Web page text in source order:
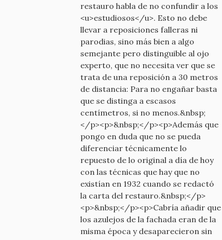
restauro habla de no confundir a los
<u>estudiosos</u>. Esto no debe
llevar a reposiciones falleras ni
parodias, sino más bien a algo
semejante pero distinguible al ojo
experto, que no necesita ver que se
trata de una reposición a 30 metros
de distancia: Para no engañar basta
que se distinga a escasos
centímetros, si no menos.&nbsp;
</p><p>&nbsp;</p><p>Además que
pongo en duda que no se pueda
diferenciar técnicamente lo
repuesto de lo original a día de hoy
con las técnicas que hay que no
existían en 1932 cuando se redactó
la carta del restauro.&nbsp;</p>
<p>&nbsp;</p><p>Cabría añadir que
los azulejos de la fachada eran de la
misma época y desaparecieron sin